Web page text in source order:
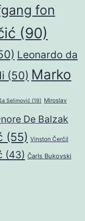
fon
(90)
Leonardo da
(50) Marko
Selimović (19) Miroslav
De Balzak
(55) Vinston Čerčil
(43) Čarls Bukovski